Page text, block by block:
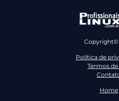
Copyright©
Política de
Termos de
Home